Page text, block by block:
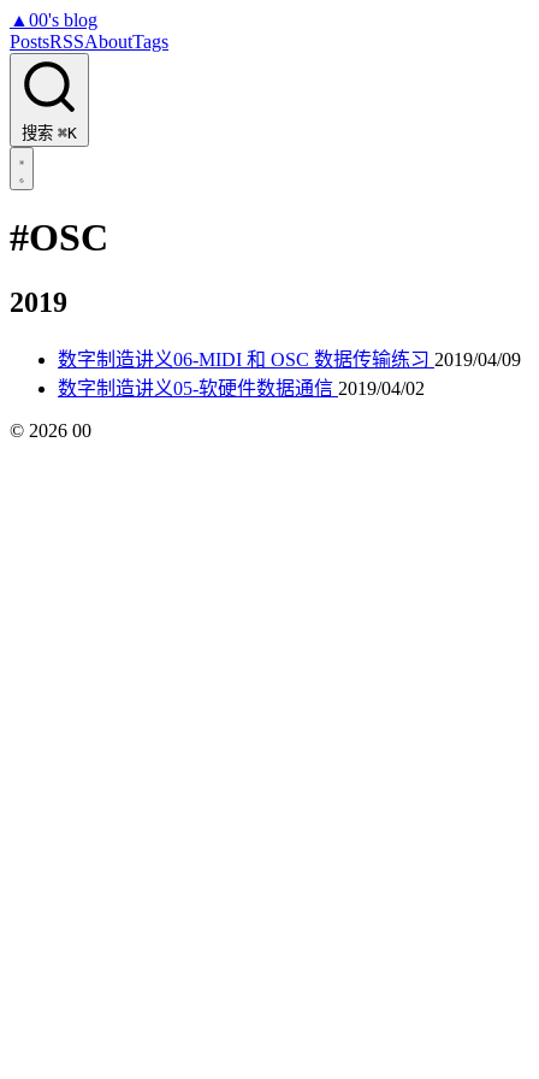
▲ 00's blog
PostsRSSAboutTags
搜索 ⌘K
#OSC
2019
数字制造讲义06-MIDI 和 OSC 数据传输练习 2019/04/09
数字制造讲义05-软硬件数据通信 2019/04/02
© 2026 00